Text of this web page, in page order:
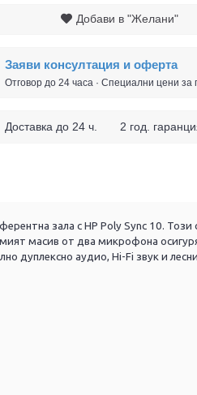
Добави в "Желани"
Заяви консултация и оферта
Отговор до 24 часа · Специални цени за
Доставка до 24 ч. 2 год.
зала с HP Poly Sync 10. Този
масив от два микрофона
дуплексно аудио, Hi-Fi звук и